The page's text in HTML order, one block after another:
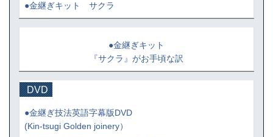
●金継ぎキット サクラ
●金継ぎキット
『サクラ』がお手頃な訳
DVD
●金継ぎ技法英語字幕版DVD
(Kin-tsugi Golden joinery）